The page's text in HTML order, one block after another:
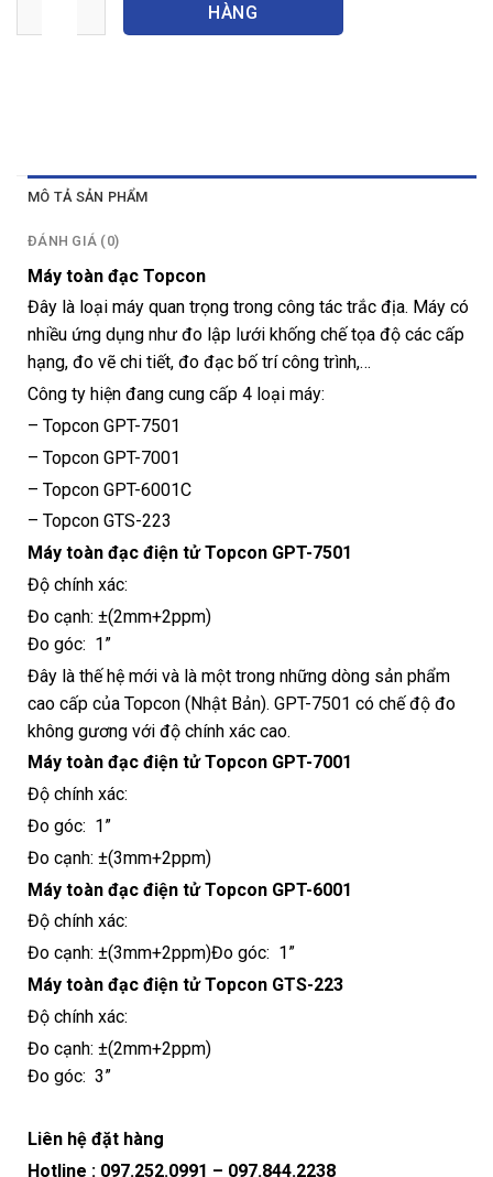
HÀNG
MÔ TẢ SẢN PHẨM
ĐÁNH GIÁ (0)
Máy toàn đạc Topcon
Đây là loại máy quan trọng trong công tác trắc địa. Máy có
nhiều ứng dụng như đo lập lưới khống chế tọa độ các cấp
hạng, đo vẽ chi tiết, đo đạc bố trí công trình,…
Công ty hiện đang cung cấp 4 loại máy:
– Topcon GPT-7501
– Topcon GPT-7001
– Topcon GPT-6001C
– Topcon GTS-223
Máy toàn đạc điện tử Topcon GPT-7501
Độ chính xác:
Đo cạnh: ±(2mm+2ppm)
Đo góc: 1”
Đây là thế hệ mới và là một trong những dòng sản phẩm
cao cấp của Topcon (Nhật Bản). GPT-7501 có chế độ đo
không gương với độ chính xác cao.
Máy toàn đạc điện tử Topcon GPT-7001
Độ chính xác:
Đo góc: 1”
Đo cạnh: ±(3mm+2ppm)
Máy toàn đạc điện tử Topcon GPT-6001
Độ chính xác:
Đo cạnh: ±(3mm+2ppm)Đo góc: 1”
Máy toàn đạc điện tử Topcon GTS-223
Độ chính xác:
Đo cạnh: ±(2mm+2ppm)
Đo góc: 3”
Liên hệ đặt hàng
Hotline : 097.252.0991 – 097.844.2238